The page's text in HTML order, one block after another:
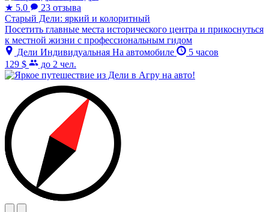
★ 5.0
23 отзыва
Старый Дели: яркий и колоритный
Посетить главные места исторического центра и прикоснуться
к местной жизни с профессиональным гидом
Дели Индивидуальная На автомобиле
5 часов
129 $
до 2 чел.